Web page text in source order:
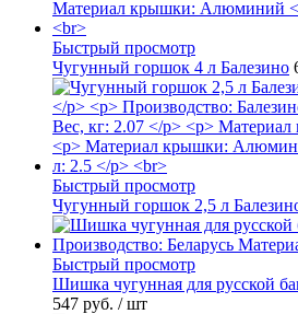
Быстрый просмотр
Чугунный горшок 4 л Балезино
Быстрый просмотр
Чугунный горшок 2,5 л
Быстрый просмотр
Шишка чугунная для русской
547 руб. / шт